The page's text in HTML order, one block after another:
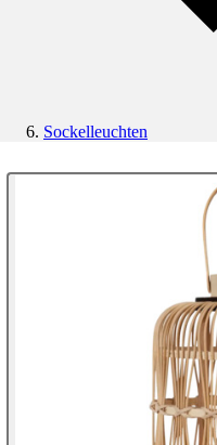
Sockelleuchten